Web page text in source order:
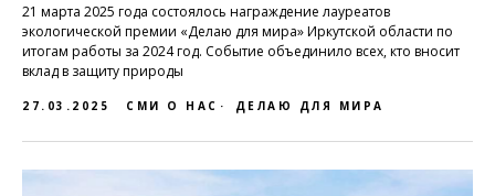
21 марта 2025 года состоялось награждение лауреатов
экологической премии «Делаю для мира» Иркутской области по
итогам работы за 2024 год. Событие объединило всех, кто вносит
вклад в защиту природы
27.03.2025 СМИ О НАС ДЕЛАЮ ДЛЯ МИРА